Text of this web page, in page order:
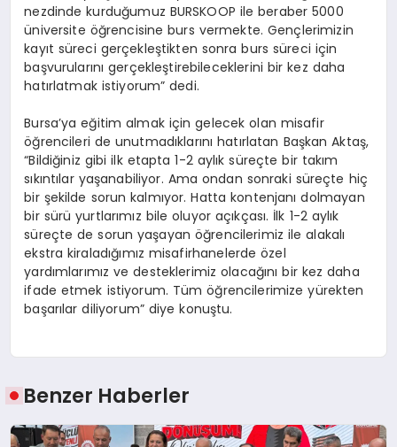
nezdinde kurduğumuz BURSKOOP ile beraber 5000
üniversite öğrencisine burs vermekte. Gençlerimizin
kayıt süreci gerçekleştikten sonra burs süreci için
başvurularını gerçekleştirebileceklerini bir kez daha
hatırlatmak istiyorum” dedi.
Bursa’ya eğitim almak için gelecek olan misafir
öğrencileri de unutmadıklarını hatırlatan Başkan Aktaş,
“Bildiğiniz gibi ilk etapta 1-2 aylık süreçte bir takım
sıkıntılar yaşanabiliyor. Ama ondan sonraki süreçte hiç
bir şekilde sorun kalmıyor. Hatta kontenjanı dolmayan
bir sürü yurtlarımız bile oluyor açıkçası. İlk 1-2 aylık
süreçte de sorun yaşayan öğrencilerimiz ile alakalı
ekstra kiraladığımız misafirhanelerde özel
yardımlarımız ve desteklerimiz olacağını bir kez daha
ifade etmek istiyorum. Tüm öğrencilerimize yürekten
başarılar diliyorum” diye konuştu.
Benzer Haberler